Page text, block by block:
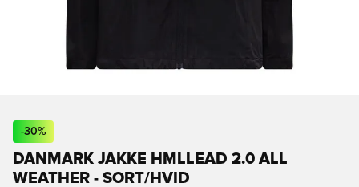
-30%
DANMARK JAKKE HMLLEAD 2.0 ALL
WEATHER - SORT/HVID